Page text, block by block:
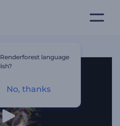
language
No, thanks